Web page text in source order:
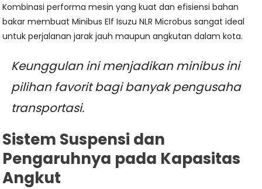
Kombinasi performa mesin yang kuat dan efisiensi bahan
bakar membuat Minibus Elf Isuzu NLR Microbus sangat ideal
untuk perjalanan jarak jauh maupun angkutan dalam kota.
Keunggulan ini menjadikan minibus ini
pilihan favorit bagi banyak pengusaha
transportasi.
Sistem Suspensi dan
Pengaruhnya pada Kapasitas
Angkut